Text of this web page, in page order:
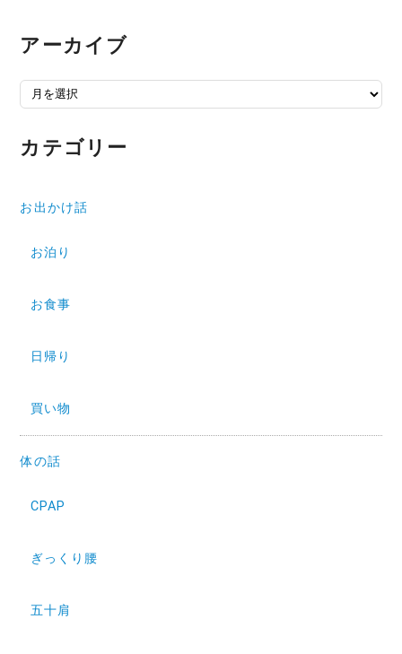
アーカイブ
アーカイブ
カテゴリー
お出かけ話
お泊り
お食事
日帰り
買い物
体の話
CPAP
ぎっくり腰
五十肩